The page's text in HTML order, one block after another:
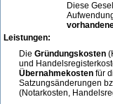
Diese
Leistungen:
Die Gründungskosten
und
Übernahmekosten für
Satzungsänderungen
(Notarkosten,